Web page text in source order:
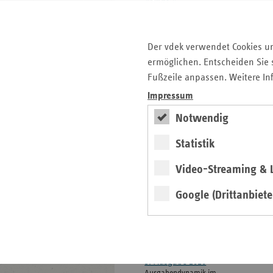
Der vdek verwendet Cookies
ermöglichen. Entscheiden
Fußzeile anpassen. Weitere
Impressum
Notwendig
Statistik
Video-Streaming &
Google
Karriere
Die GKV
ersatzkasse magazin.
ePaper